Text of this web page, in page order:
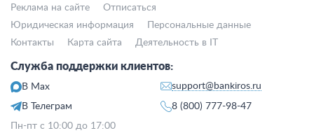
Реклама на сайте
Отписаться
Юридическая информация
Персональные данные
Контакты
Карта сайта Деятельность в IT
Служба поддержки клиентов:
В Max
В Телеграм
support@bankiros.ru
8 (800) 777-98-47
Пн-пт с 10:00 до 17:00